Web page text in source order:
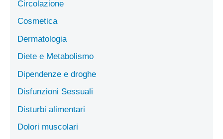
Circolazione
Cosmetica
Dermatologia
Diete e Metabolismo
Dipendenze e droghe
Disfunzioni Sessuali
Disturbi alimentari
Dolori muscolari